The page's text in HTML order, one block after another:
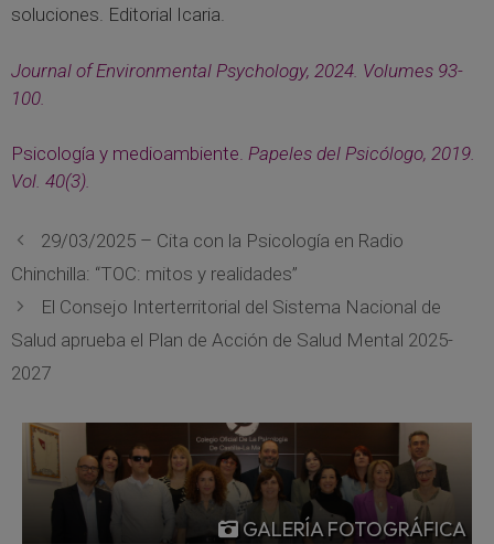
soluciones. Editorial Icaria.
Journal of Environmental Psychology, 2024. Volumes 93-
100.
Psicología y medioambiente. Papeles del Psicólogo, 2019.
Vol. 40(3).
29/03/2025 – Cita con la Psicología en Radio
Chinchilla: “TOC: mitos y realidades”
El Consejo Interterritorial del Sistema Nacional de
Salud aprueba el Plan de Acción de Salud Mental 2025-
2027
GALERÍA FOTOGRÁFICA